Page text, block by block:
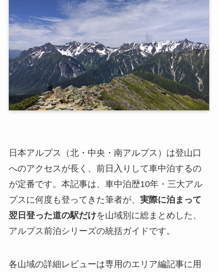
日本アルプス（北・中央・南アルプス）は登山口
へのアクセスが長く、前日入りして車中泊するの
が定番です。本記事は、車中泊歴10年・三大アル
プスに何度も登ってきた筆者が、 実際に泊まって
翌日登った道の駅だけを山域別に総まとめした、
アルプス前泊シリーズの統括ガイドです。
各山域の詳細レビューは専用のエリア編記事に用